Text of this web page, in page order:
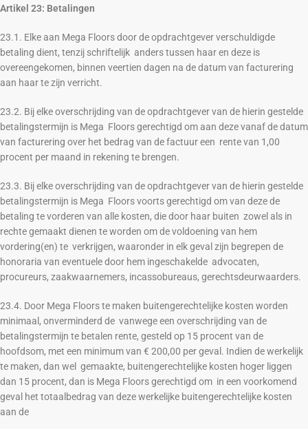
Artikel 23: Betalingen
23.1. Elke aan Mega Floors door de opdrachtgever verschuldigde
betaling dient, tenzij schriftelijk anders tussen haar en deze is
overeengekomen, binnen veertien dagen na de datum van facturering
aan haar te zijn verricht.
23.2. Bij elke overschrijding van de opdrachtgever van de hierin gestelde
betalingstermijn is Mega Floors gerechtigd om aan deze vanaf de datum
van facturering over het bedrag van de factuur een rente van 1,00
procent per maand in rekening te brengen.
23.3. Bij elke overschrijding van de opdrachtgever van de hierin gestelde
betalingstermijn is Mega Floors voorts gerechtigd om van deze de
betaling te vorderen van alle kosten, die door haar buiten zowel als in
rechte gemaakt dienen te worden om de voldoening van hem
vordering(en) te verkrijgen, waaronder in elk geval zijn begrepen de
honoraria van eventuele door hem ingeschakelde advocaten,
procureurs, zaakwaarnemers, incassobureaus, gerechtsdeurwaarders.
23.4. Door Mega Floors te maken buitengerechtelijke kosten worden
minimaal, onverminderd de vanwege een overschrijding van de
betalingstermijn te betalen rente, gesteld op 15 procent van de
hoofdsom, met een minimum van € 200,00 per geval. Indien de werkelijk
te maken, dan wel gemaakte, buitengerechtelijke kosten hoger liggen
dan 15 procent, dan is Mega Floors gerechtigd om in een voorkomend
geval het totaalbedrag van deze werkelijke buitengerechtelijke kosten
aan de